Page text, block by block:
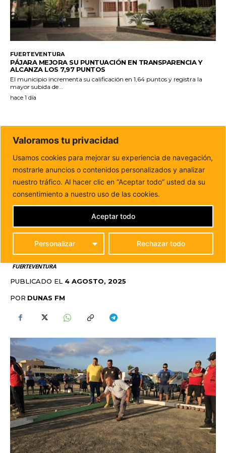
FUERTEVENTURA
PÁJARA MEJORA SU PUNTUACIÓN EN TRANSPARENCIA Y
ALCANZA LOS 7,97 PUNTOS
El municipio incrementa su calificación en 1,64 puntos y registra la
mayor subida de...
hace 1 día